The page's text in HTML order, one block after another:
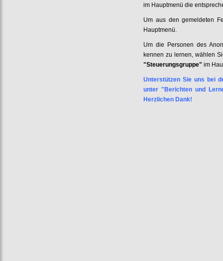
im Hauptmenü die
Um aus den gemeldeten
Hauptmenü.
Um die Personen des
kennen zu lernen, wählen
"Steuerungsgruppe" im
Unterstützen Sie uns bei
unter "Berichten und
Herzlichen Dank!